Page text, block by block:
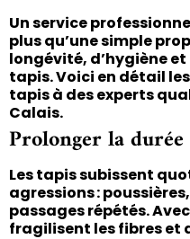
Un service
plus qu’une simple
longévité, d’hygiène
tapis. Voici en détail
tapis à des experts
Calais.
Prolonger la
Les tapis subissent
agressions :
passages répétés.
fragilisent les fibres et